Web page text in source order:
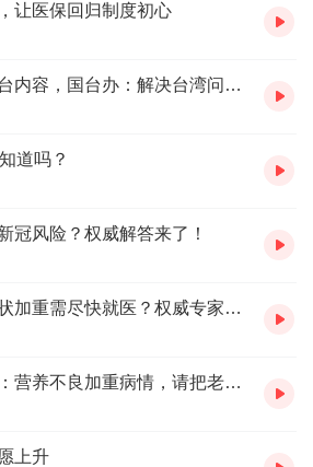
让医保回归制度初心
美国防授权法案含涉台内容，国台办：解决台湾问题是中国人自己的事
道吗？
冠风险？权威解答来了！
居家患者如何判断症状加重需尽快就医？权威专家回应
华山医院急诊间提醒：营养不良加重病情，请把老人当宝宝养
上升